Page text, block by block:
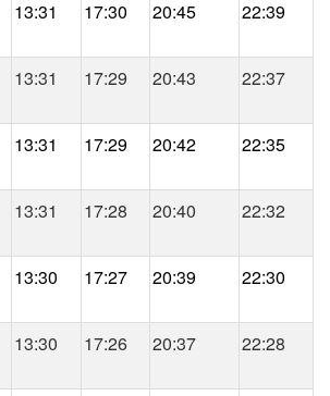
13:31 17:30 20:45 22:39
13:31 17:29 20:43 22:37
13:31 17:29 20:42 22:35
13:31 17:28 20:40 22:32
13:30 17:27 20:39 22:30
13:30 17:26 20:37 22:28